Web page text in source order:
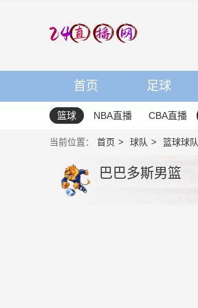
首页 足球
篮球 NBA直播 CBA直播
当前位置： 首页 球队 篮球球队
巴巴多斯男篮